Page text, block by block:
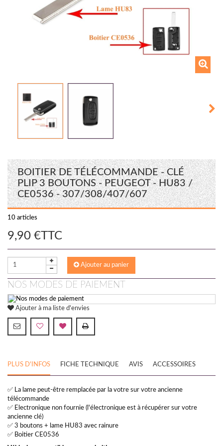
BOITIER DE TÉLÉCOMMANDE - CLÉ
PLIP 3 BOUTONS - PEUGEOT - HU83 /
CE0536 - 307/308/407/607
10 articles
9,90 €TTC
Ajouter au panier
NOS MODES DE PAIEMENT
Ajouter à ma liste d'envies
PLUS D'INFOS FICHE TECHNIQUE AVIS ACCESSOIRES
✅ La lame peut-être remplacée par la votre sur votre ancienne
télécommande
✅ Electronique non fournie (l'électronique est à récupérer sur votre
ancienne clé)
✅ 3 boutons + lame HU83 avec rainure
✅ Boitier CE0536